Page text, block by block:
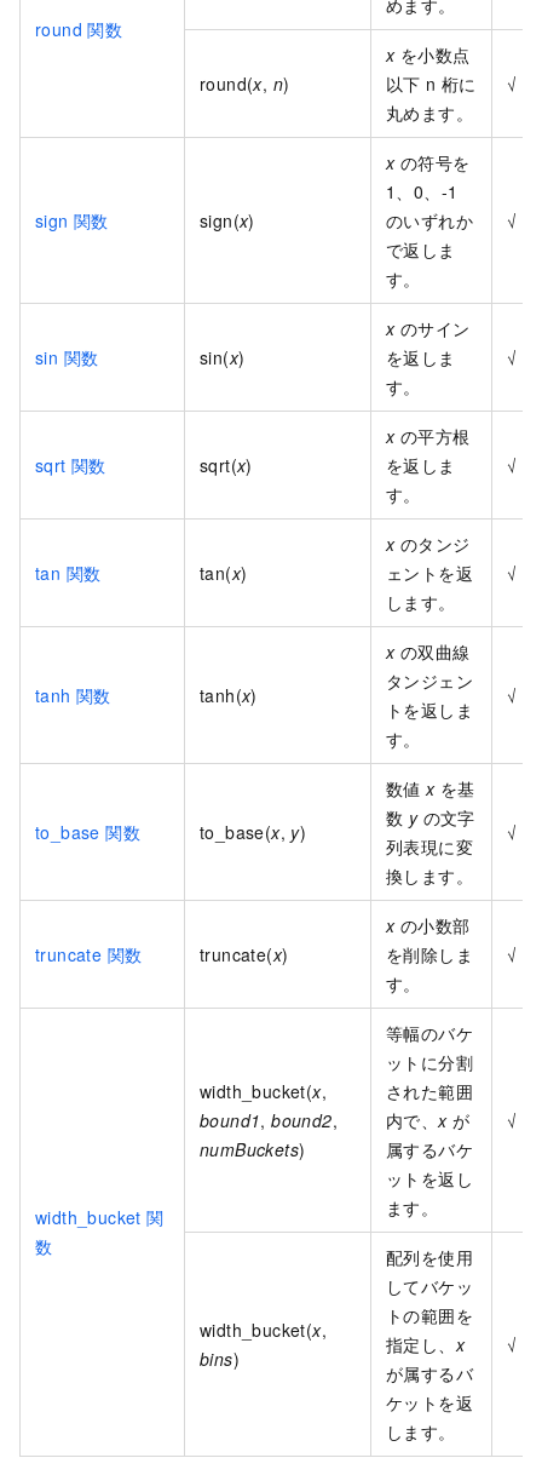
round 関数
めます。
round(x, n)
xを小数点
以下 n 桁に
丸めます。
√
sign 関数 sign(x)
xの符号を
1、0、-1
のいずれか
で返しま
す。
√
sin 関数 sin(x)
xのサイン
を返しま
す。
√
sqrt 関数 sqrt(x)
xの平方根
を返しま
す。
√
tan 関数 tan(x)
xのタンジ
ェントを返
します。
√
tanh 関数 tanh(x)
xの双曲線
タンジェン
トを返しま
す。
√
to_base 関数 to_base(x, y)
数値xを基
数 yの文字
列表現に変
換します。
√
truncate 関数 truncate(x)
xの小数部
を削除しま
す。
√
width_bucket 関
数
width_bucket(x,
bound1,bound2,
numBuckets)
等幅のバケ
ットに分割
された範囲
内で、xが
属するバケ
ットを返し
ます。
√
width_bucket(x,
bins)
配列を使用
してバケッ
トの範囲を
指定し、x
が属するバ
ケットを返
します。
√